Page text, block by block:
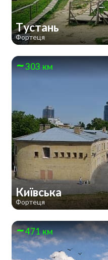
Тустань
Фортеця
303 км
Київська
Фортеця
471 км